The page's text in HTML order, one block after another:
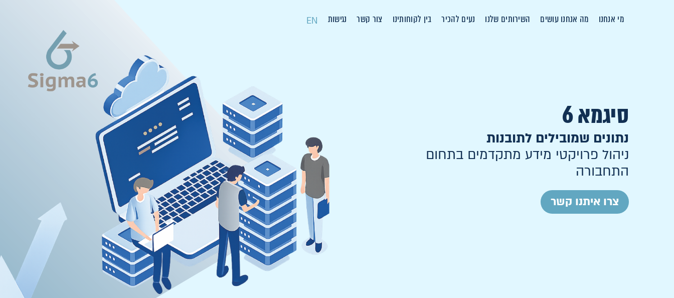
מי אנחנו מה אנחנו עושים השירותים שלנו נעים להכיר בין לקוחותינו צור קשר נגישות EN
סיגמא 6
נתונים שמובילים לתובנות
ניהול פרויקטי מידע מתקדמים בתחום
התחבורה
צרו איתנו קשר